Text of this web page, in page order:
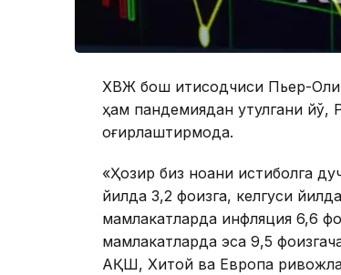
ХВЖ бош иқтисодчиси Пьер-
ҳам пандемиядан қутулгани
оғирлаштирмоқда.
«Ҳозир биз ноаниқ истиқболга
йилда 3,2 фоизга, келгуси
мамлакатларда инфляция 6,6
мамлакатларда эса 9,5
АҚШ, Хитой ва Европа